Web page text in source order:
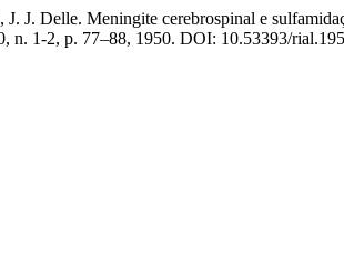
Meningite cerebrospinal e
n. 1-2, p. 77–88, 1950. DOI: 10.53393/